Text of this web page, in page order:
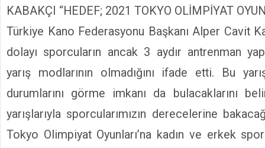
KABAKÇI “HEDEF; 2021 TOKYO OLİMPİYAT
Türkiye Kano Federasyonu Başkanı Alper Cavit
dolayı sporcuların ancak 3 aydır antrenman
yarış modlarının olmadığını ifade etti. Bu
durumlarını görme imkanı da bulacaklarını
yarışlarıyla sporcularımızın derecelerine
Tokyo Olimpiyat Oyunları’na kadın ve erkek